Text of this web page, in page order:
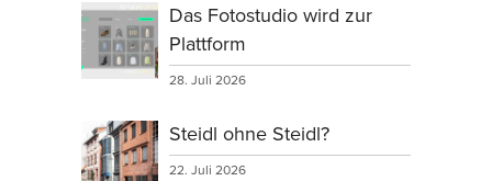
Das Fotostudio wird zur
Plattform
28. Juli 2026
Steidl ohne Steidl?
22. Juli 2026